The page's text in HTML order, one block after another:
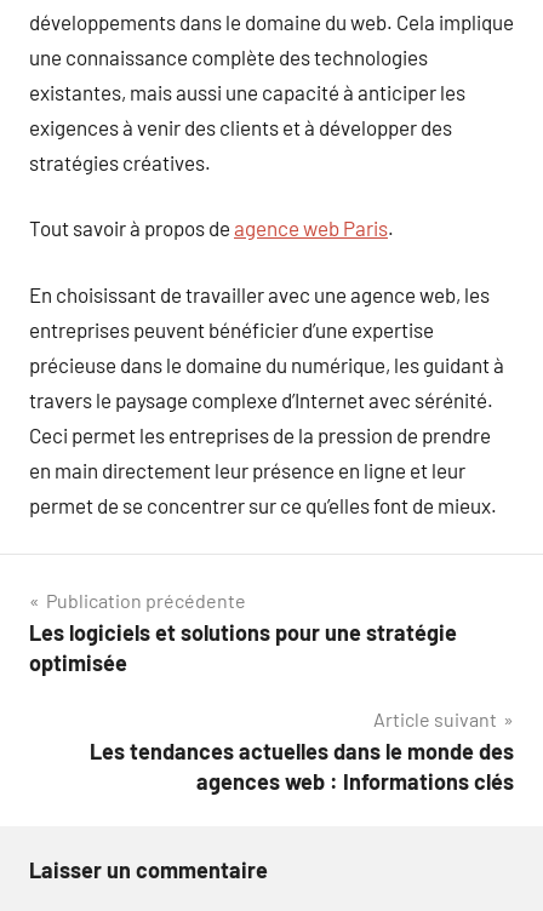
développements dans le domaine du web. Cela implique
une connaissance complète des technologies
existantes, mais aussi une capacité à anticiper les
exigences à venir des clients et à développer des
stratégies créatives.
Tout savoir à propos de agence web Paris.
En choisissant de travailler avec une agence web, les
entreprises peuvent bénéficier d’une expertise
précieuse dans le domaine du numérique, les guidant à
travers le paysage complexe d’Internet avec sérénité.
Ceci permet les entreprises de la pression de prendre
en main directement leur présence en ligne et leur
permet de se concentrer sur ce qu’elles font de mieux.
Navigation
de
Publication précédente
Les logiciels et solutions pour une stratégie
optimisée
Article suivant
Les tendances actuelles dans le monde des
agences web : Informations clés
Laisser un commentaire